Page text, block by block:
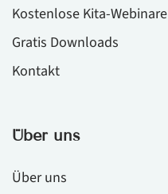
Kostenlose Kita-Webinare
Gratis Downloads
Kontakt
Über uns
Über uns